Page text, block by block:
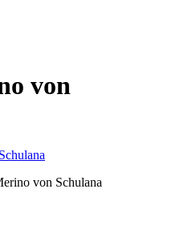
von
Schulana
von Schulana